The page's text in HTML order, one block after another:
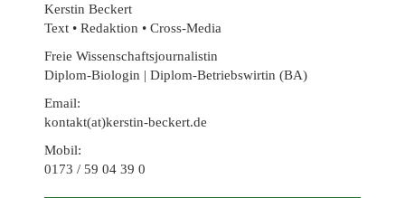
Kerstin Beckert
Text • Redaktion • Cross-Media
Freie Wissenschaftsjournalistin
Diplom-Biologin | Diplom-Betriebswirtin (BA)
Email:
kontakt(at)kerstin-beckert.de
Mobil:
0173 / 59 04 39 0